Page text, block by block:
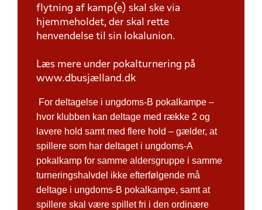
flytning af kamp(e) skal ske via
hjemmeholdet, der skal rette
henvendelse til sin lokalunion.
Læs mere under pokalturnering på
www.dbusjælland.dk
For deltagelse i ungdoms-B pokalkampe –
hvor klubben kan deltage med række 2 og
lavere hold samt med flere hold – gælder, at
spillere som har deltaget i ungdoms-A
pokalkamp for samme aldersgruppe i samme
turneringshalvdel ikke efterfølgende må
deltage i ungdoms-B pokalkampe, samt at
spillere skal være spillet fri i den ordinære